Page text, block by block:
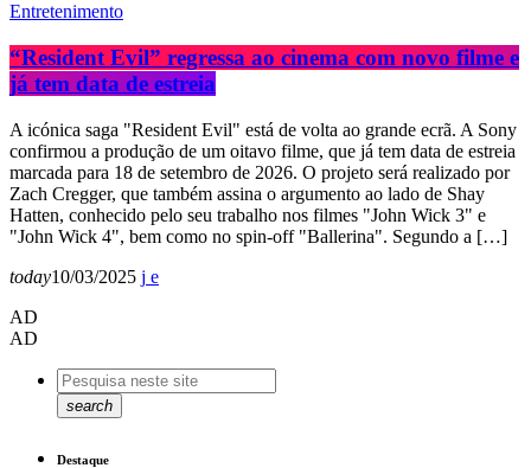
Entretenimento
“Resident Evil” regressa ao cinema com novo filme e
já tem data de estreia
A icónica saga "Resident Evil" está de volta ao grande ecrã. A Sony
confirmou a produção de um oitavo filme, que já tem data de estreia
marcada para 18 de setembro de 2026. O projeto será realizado por
Zach Cregger, que também assina o argumento ao lado de Shay
Hatten, conhecido pelo seu trabalho nos filmes "John Wick 3" e
"John Wick 4", bem como no spin-off "Ballerina". Segundo a […]
today10/03/2025
AD
AD
search
Destaque